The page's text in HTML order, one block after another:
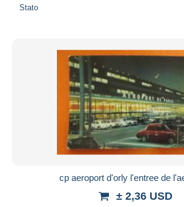
Stato
cp aeroport d'orly l'entree de
± 2,36 USD